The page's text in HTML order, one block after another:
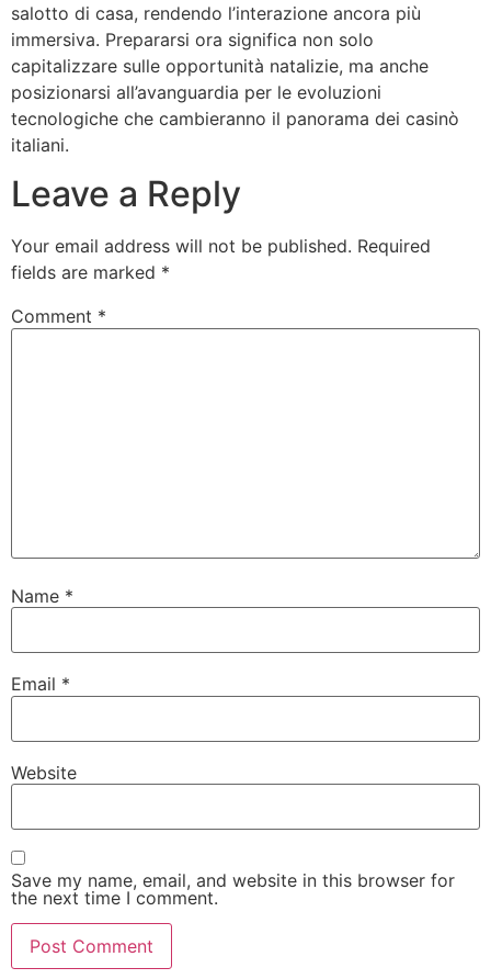
salotto di casa, rendendo l’interazione ancora più
immersiva. Prepararsi ora significa non solo
capitalizzare sulle opportunità natalizie, ma anche
posizionarsi all’avanguardia per le evoluzioni
tecnologiche che cambieranno il panorama dei casinò
italiani.
Leave a Reply
Your email address will not be published. Required
fields are marked *
Comment *
Name *
Email *
Website
Save my name, email, and website in this browser for
the next time I comment.